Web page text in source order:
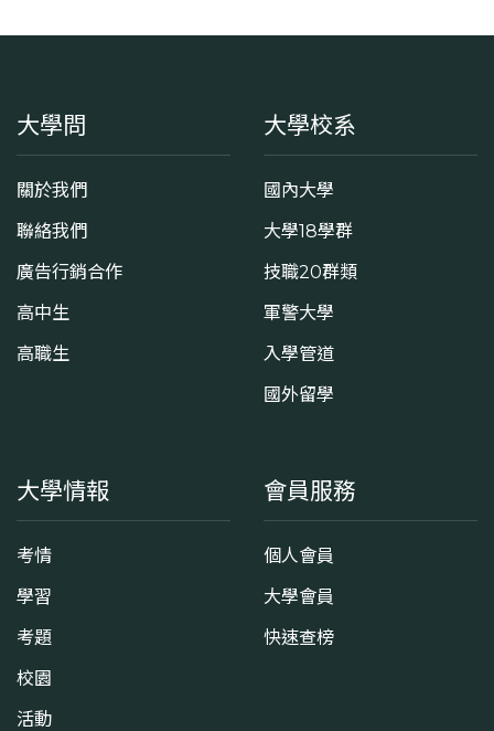
大學問
關於我們
聯絡我們
廣告行銷合作
高中生
高職生
大學校系
國內大學
大學18學群
技職20群類
軍警大學
入學管道
國外留學
大學情報
考情
學習
考題
校園
活動
會員服務
個人會員
大學會員
快速查榜